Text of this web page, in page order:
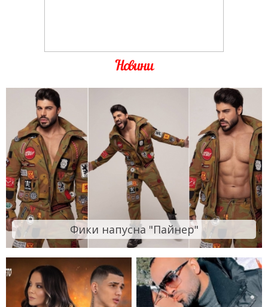
Новини
Фики напусна "Пайнер"